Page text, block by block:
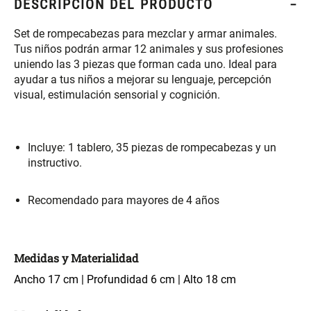
DESCRIPCIÓN DEL PRODUCTO
Set de rompecabezas para mezclar y armar animales.
Tus niños podrán armar 12 animales y sus profesiones
uniendo las 3 piezas que forman cada uno. Ideal para
ayudar a tus niños a mejorar su lenguaje, percepción
visual, estimulación sensorial y cognición.
Incluye: 1 tablero, 35 piezas de rompecabezas y un
instructivo.
Recomendado para mayores de 4 años
Medidas y Materialidad
Ancho 17 cm | Profundidad 6 cm | Alto 18 cm
S/ 349.00S/ 261.00 S/ 104.00
Set Sábanas Algodón satín 240
Hilos
S/ 169.00 S/ 143.65
Almohada Memory + Gel
S/ 124.00
con Forro
Bandejas con Puerta 23 x 23 x
119 cm
S/ 319.00S/ 254.90